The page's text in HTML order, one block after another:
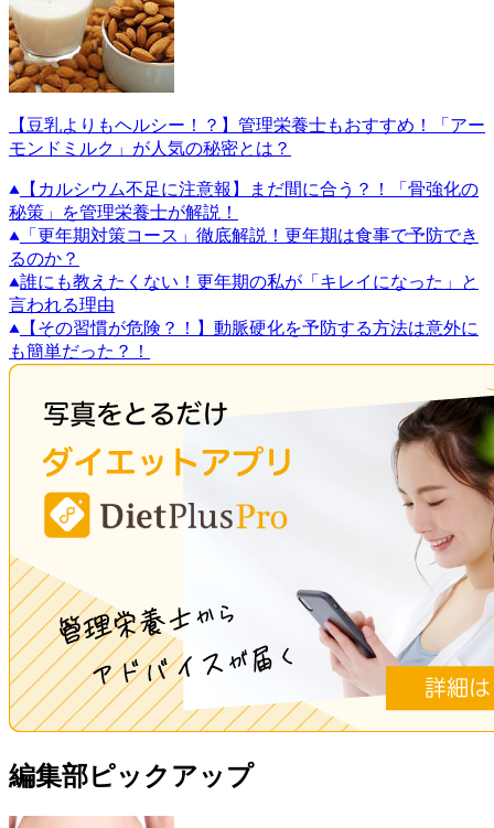
【豆乳よりもヘルシー！？】管理栄養士もおすすめ！「アー
モンドミルク」が人気の秘密とは？
【カルシウム不足に注意報】まだ間に合う？！「骨強化の
秘策」を管理栄養士が解説！
「更年期対策コース」徹底解説！更年期は食事で予防でき
るのか？
誰にも教えたくない！更年期の私が「キレイになった」と
言われる理由
【その習慣が危険？！】動脈硬化を予防する方法は意外に
も簡単だった？！
編集部ピックアップ